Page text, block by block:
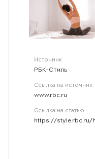
Источник
РБК-Стиль
Ссылка на источник
www.rbc.ru
Ссылка на статью
https://style.rbc.ru/